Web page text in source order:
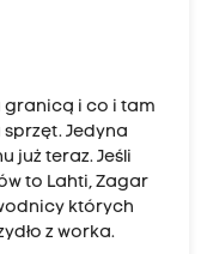
granicą i co i tam
sprzęt. Jedyna
już teraz. Jeśli
to Lahti, Zagar
których
z worka.